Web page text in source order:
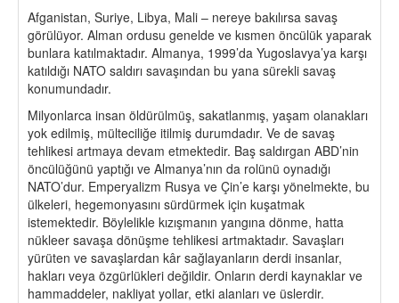
Afganistan, Suriye, Libya, Mali – nereye bakılırsa savaş
görülüyor. Alman ordusu genelde ve kısmen öncülük yaparak
bunlara katılmaktadır. Almanya, 1999’da Yugoslavya’ya karşı
katıldığı NATO saldırı savaşından bu yana sürekli savaş
konumundadır.
Milyonlarca insan öldürülmüş, sakatlanmış, yaşam olanakları
yok edilmiş, mülteciliğe itilmiş durumdadır. Ve de savaş
tehlikesi artmaya devam etmektedir. Baş saldırgan ABD’nin
öncülüğünü yaptığı ve Almanya’nın da rolünü oynadığı
NATO’dur. Emperyalizm Rusya ve Çin’e karşı yönelmekte, bu
ülkeleri, hegemonyasını sürdürmek için kuşatmak
istemektedir. Böylelikle kızışmanın yangına dönme, hatta
nükleer savaşa dönüşme tehlikesi artmaktadır. Savaşları
yürüten ve savaşlardan kâr sağlayanların derdi insanlar,
hakları veya özgürlükleri değildir. Onların derdi kaynaklar ve
hammaddeler, nakliyat yollar, etki alanları ve üslerdir.